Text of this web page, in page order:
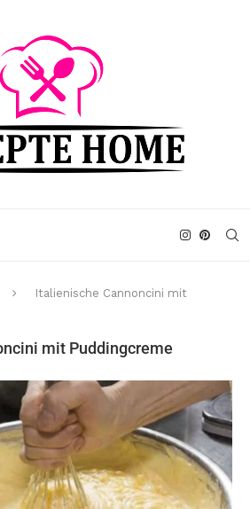
Italienische Cannoncini mit
mit Puddingcreme